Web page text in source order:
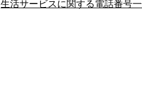
生活サービスに関する電話番号